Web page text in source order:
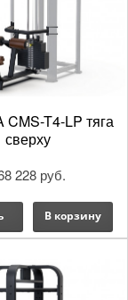
CMS-T4-LP тяга
сверху
228 руб.
В корзину